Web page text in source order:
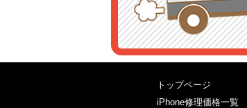
トップページ
iPhone修理価格一覧